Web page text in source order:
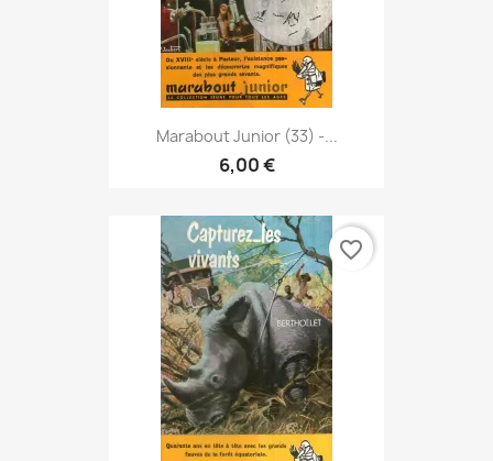
Marabout Junior (33) -...
6,00 €
favorite_border